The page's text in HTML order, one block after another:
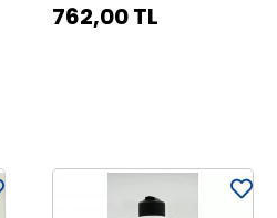
762,00 TL